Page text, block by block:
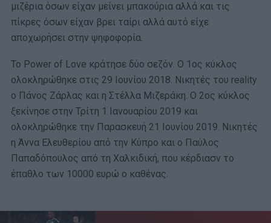
μιζέρια όσων είχαν μείνει μπακούρια αλλά και τις
πίκρες όσων είχαν βρει ταίρι αλλά αυτό είχε
αποχωρήσει στην ψηφοφορία.
Το Power of Love κράτησε δύο σεζόν. O 1ος κύκλος
ολοκληρώθηκε στις 29 Ιουνίου 2018. Νικητές του reality
o Πάνος Ζάρλας και η Στέλλα Μιζεράκη. Ο 2ος κύκλος
ξεκίνησε στην Τρίτη 1 Ιανουαρίου 2019 και
ολοκληρώθηκε την Παρασκευή 21 Ιουνίου 2019. Νικητές
η Άννα Ελευθερίου από την Κύπρο και ο Παύλος
Παπαδόπουλος από τη Χαλκιδική, που κέρδιασν το
έπαθλο των 10000 ευρώ ο καθένας.